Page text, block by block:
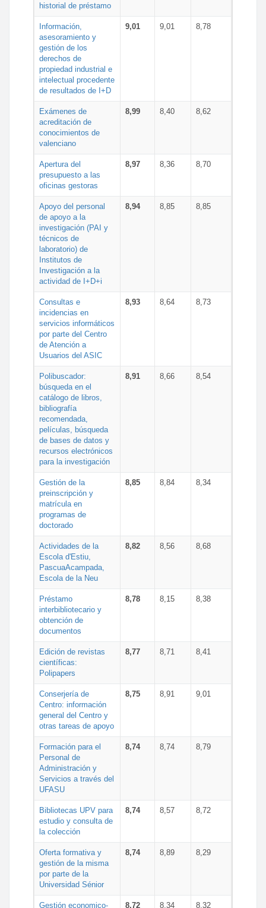
historial de préstamo
Información,
asesoramiento y
gestión de los
derechos de
propiedad industrial e
intelectual procedente
de resultados de I+D
9,01 9,01 8,78
Exámenes de
acreditación de
conocimientos de
valenciano
8,99 8,40 8,62
Apertura del
presupuesto a las
oficinas gestoras
8,97 8,36 8,70
Apoyo del personal
de apoyo a la
investigación (PAI y
técnicos de
laboratorio) de
Institutos de
Investigación a la
actividad de I+D+i
8,94 8,85 8,85
Consultas e
incidencias en
servicios informáticos
por parte del Centro
de Atención a
Usuarios del ASIC
8,93 8,64 8,73
Polibuscador:
búsqueda en el
catálogo de libros,
bibliografía
recomendada,
películas, búsqueda
de bases de datos y
recursos electrónicos
para la investigación
8,91 8,66 8,54
Gestión de la
preinscripción y
matrícula en
programas de
doctorado
8,85 8,84 8,34
Actividades de la
Escola d'Estiu,
PascuaAcampada,
Escola de la Neu
8,82 8,56 8,68
Préstamo
interbibliotecario y
obtención de
documentos
8,78 8,15 8,38
Edición de revistas
científicas:
Polipapers
8,77 8,71 8,41
Conserjería de
Centro: información
general del Centro y
otras tareas de apoyo
8,75 8,91 9,01
Formación para el
Personal de
Administración y
Servicios a través del
UFASU
8,74 8,74 8,79
Bibliotecas UPV para
estudio y consulta de
la colección
8,74 8,57 8,72
Oferta formativa y
gestión de la misma
por parte de la
Universidad Sénior
8,74 8,89 8,29
Gestión economico- 8,72 8,34 8,32